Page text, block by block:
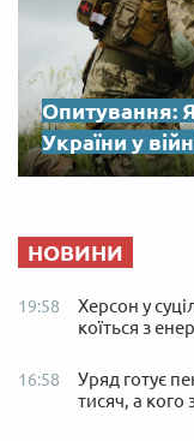
Опитування:
України у
НОВИНИ
19:58
Херсон у
коїться з
16:58
Уряд готує
тисяч, а кого